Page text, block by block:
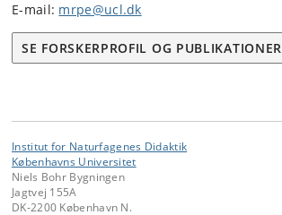
E-mail: mrpe@ucl.dk
SE FORSKERPROFIL OG PUBLIKATIONER
Institut for Naturfagenes Didaktik
Københavns Universitet
Niels Bohr Bygningen
Jagtvej 155A
DK-2200 København N.